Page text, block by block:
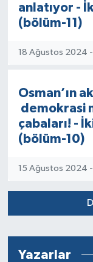
anlatıyor -
(bölüm-11)
18 Ağustos 2024 -
Osman’ın
demokrasi
çabaları! -
(bölüm-10)
15 Ağustos 2024
Yazarlar